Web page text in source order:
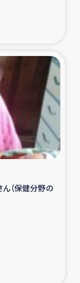
活動
・越冬支援
援
育支援事業
生
（保健分野の